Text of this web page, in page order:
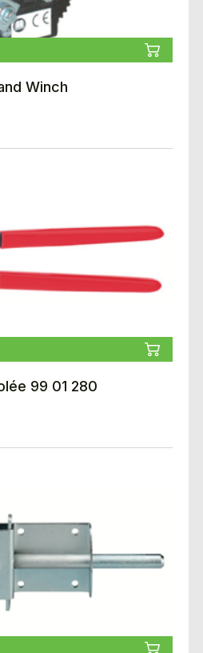
Winch
99 01 280